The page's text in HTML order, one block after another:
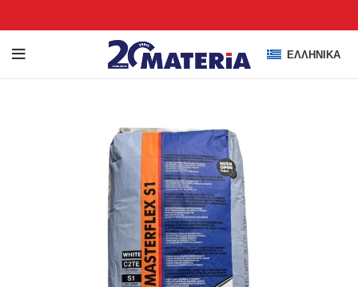
ΕΛΛΗΝΙΚΆ